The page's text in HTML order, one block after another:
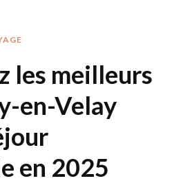
les meilleurs
en-Velay
en 2025